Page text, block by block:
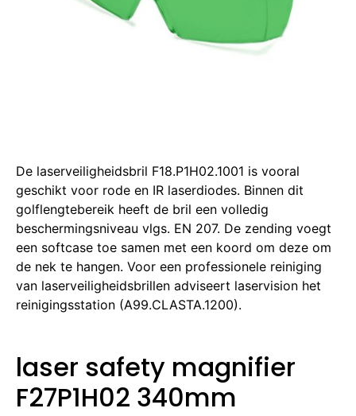
De laserveiligheidsbril F18.P1H02.1001 is vooral
geschikt voor rode en IR laserdiodes. Binnen dit
golflengtebereik heeft de bril een volledig
beschermingsniveau vlgs. EN 207. De zending voegt
een softcase toe samen met een koord om deze om
de nek te hangen. Voor een professionele reiniging
van laserveiligheidsbrillen adviseert laservision het
reinigingsstation (A99.CLASTA.1200).
laser safety magnifier
F27P1H02 340mm